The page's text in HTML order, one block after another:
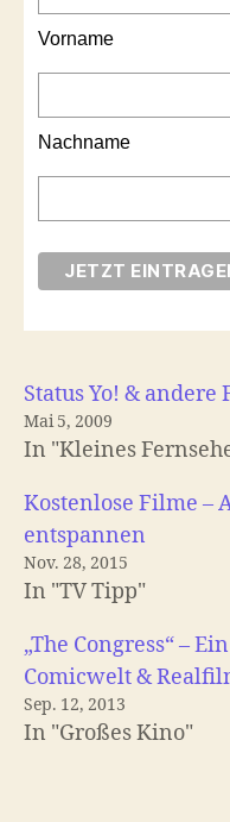
Vorname
Nachname
Status Yo! &
Mai 5, 2009
In "Kleines
Kostenlose Filme –
entspannen
Nov. 28, 2015
In "TV Tipp"
„The Congress“ –
Comicwelt &
Sep. 12, 2013
In "Großes Kino"